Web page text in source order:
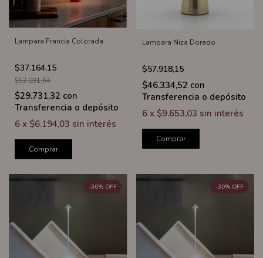
Lampara Francia Colorada
$37.164,15
$53.091,64
$29.731,32 con
Transferencia o depósito
6 x $6.194,03 sin interés
Comprar
Lampara Niza Dorado
$57.918,15
$46.334,52 con
Transferencia o depósito
6 x $9.653,03 sin interés
Comprar
-30% OFF -30% OFF